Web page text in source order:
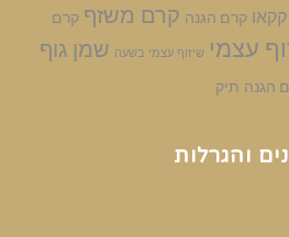
קקאו קרם הגנה קרם משזף קרם
עצמי שיזוף עצמי בשעה שמן גוף
הגנה תיק
והגרלות